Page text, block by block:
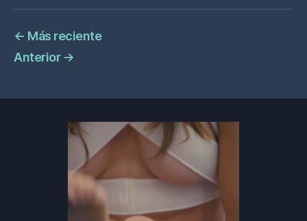
← Más reciente
Anterior →